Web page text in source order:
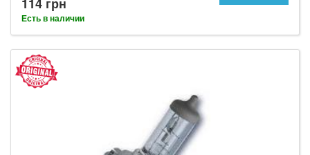
Есть в наличии